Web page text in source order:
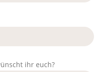
ihr euch?